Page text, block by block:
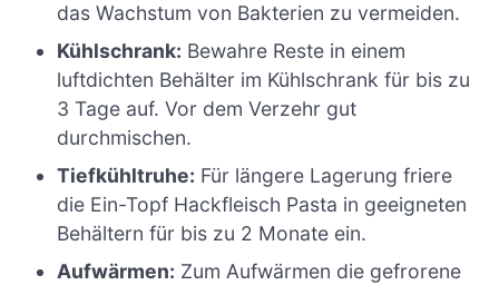
das Wachstum von Bakterien zu vermeiden.
Kühlschrank: Bewahre Reste in einem
luftdichten Behälter im Kühlschrank für bis zu
3 Tage auf. Vor dem Verzehr gut
durchmischen.
Tiefkühltruhe: Für längere Lagerung friere
die Ein-Topf Hackfleisch Pasta in geeigneten
Behältern für bis zu 2 Monate ein.
Aufwärmen: Zum Aufwärmen die gefrorene